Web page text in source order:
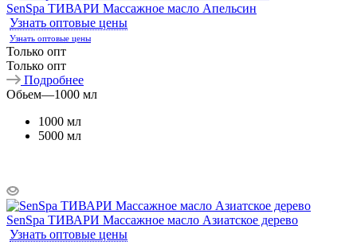
SenSpa ТИВАРИ Массажное масло Апельсин
Узнать оптовые цены
Узнать оптовые цены
Только опт
Только опт
Подробнее
Обьем—1000 мл
1000 мл
5000 мл
SenSpa ТИВАРИ Массажное масло Азиатское дерево
Узнать оптовые цены